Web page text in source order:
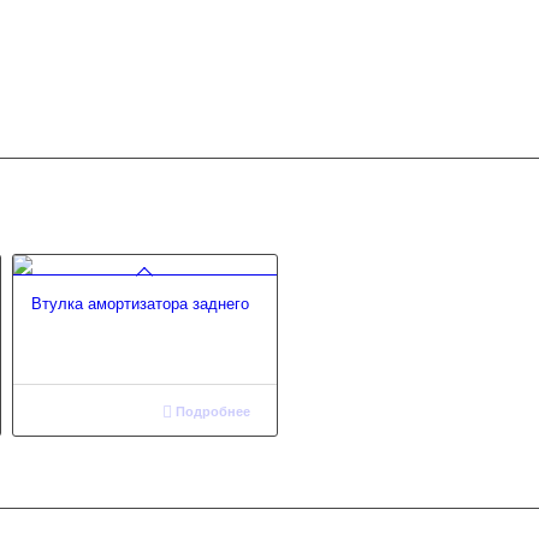
Втулка амортизатора заднего
Подробнее